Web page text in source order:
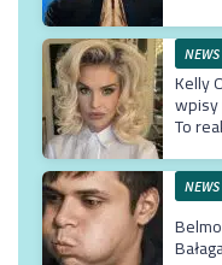
NEWS
Kelly
wpisy
To
NEWS